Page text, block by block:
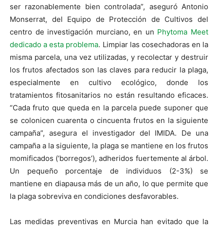
ser razonablemente bien controlada”, aseguró Antonio
Monserrat, del Equipo de Protección de Cultivos del
centro de investigación murciano, en un Phytoma Meet
dedicado a esta problema. Limpiar las cosechadoras en la
misma parcela, una vez utilizadas, y recolectar y destruir
los frutos afectados son las claves para reducir la plaga,
especialmente en cultivo ecológico, donde los
tratamientos fitosanitarios no están resultando eficaces.
“Cada fruto que queda en la parcela puede suponer que
se colonicen cuarenta o cincuenta frutos en la siguiente
campaña”, asegura el investigador del IMIDA. De una
campaña a la siguiente, la plaga se mantiene en los frutos
momificados (‘borregos’), adheridos fuertemente al árbol.
Un pequeño porcentaje de individuos (2-3%) se
mantiene en diapausa más de un año, lo que permite que
la plaga sobreviva en condiciones desfavorables.
Las medidas preventivas en Murcia han evitado que la